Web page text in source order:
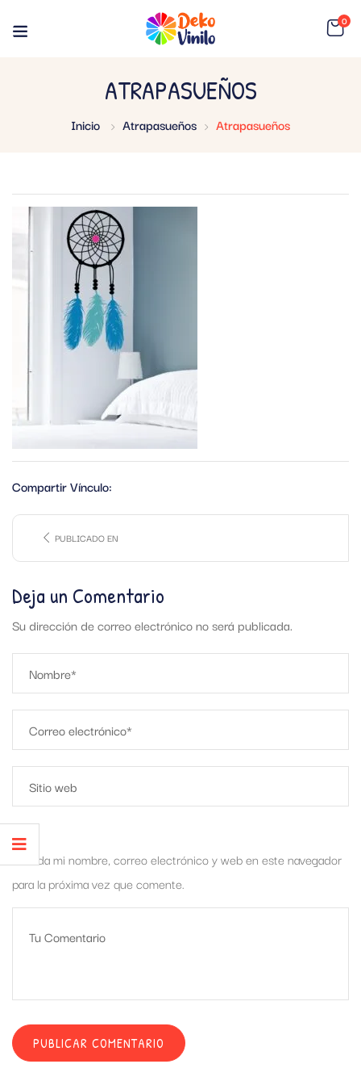
0
ATRAPASUEÑOS
Inicio Atrapasueños Atrapasueños
Compartir Vínculo:
PUBLICADO EN
Deja un Comentario
Su dirección de correo electrónico no será publicada.
Guarda mi nombre, correo electrónico y web en este navegador
para la próxima vez que comente.